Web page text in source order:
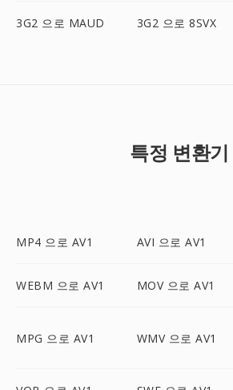
3G2 으로 MAUD 3G2 으로 8SVX
특정 변환기
MP4 으로 AV1 AVI 으로 AV1
WEBM 으로 AV1 MOV 으로 AV1
MPG 으로 AV1 WMV 으로 AV1